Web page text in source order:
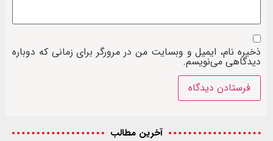
ذخیره نام، ایمیل و وبسایت من در مرورگر برای زمانی که دوباره
دیدگاهی می‌نویسم.
آخرین مطالب